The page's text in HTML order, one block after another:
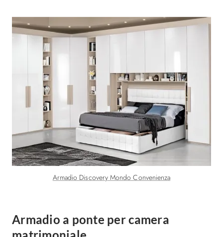
Armadio Discovery Mondo Convenienza
Armadio a ponte per camera